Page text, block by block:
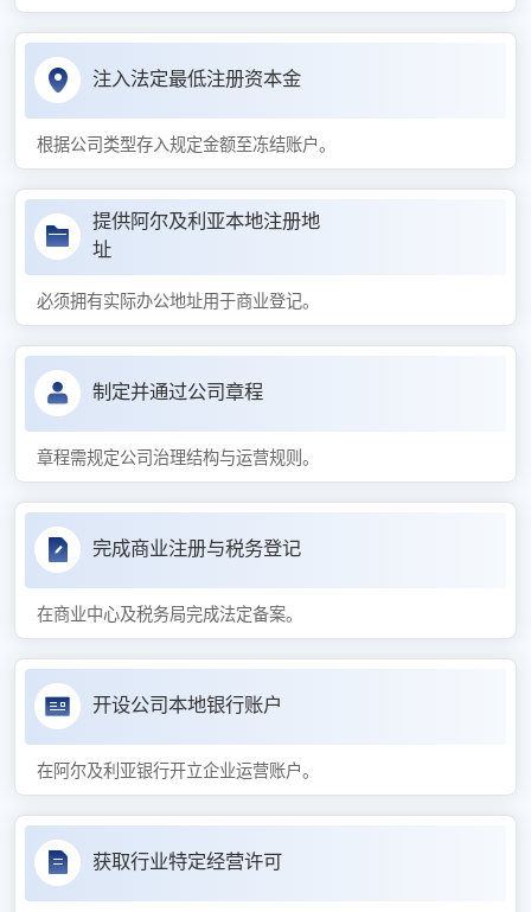
注入法定最低注册资本金
根据公司类型存入规定金额至冻结账户。
提供阿尔及利亚本地注册地
址
必须拥有实际办公地址用于商业登记。
制定并通过公司章程
章程需规定公司治理结构与运营规则。
完成商业注册与税务登记
在商业中心及税务局完成法定备案。
开设公司本地银行账户
在阿尔及利亚银行开立企业运营账户。
获取行业特定经营许可